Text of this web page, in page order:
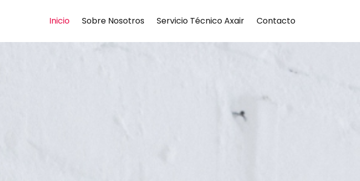
Inicio Sobre Nosotros Servicio Técnico Axair Contacto